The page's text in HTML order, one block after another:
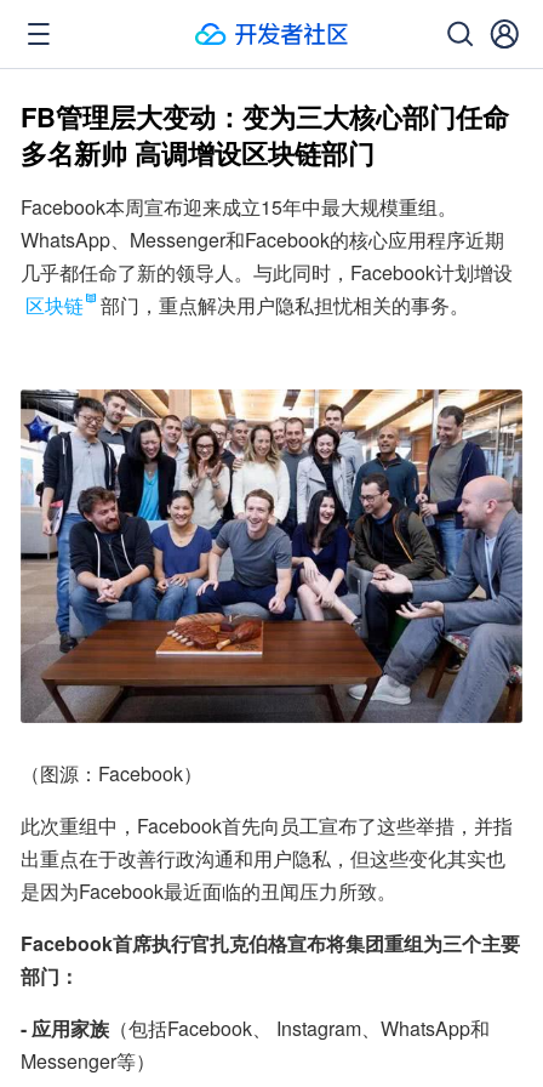
FB管理层大变动：变为三大核心部门任命
多名新帅 高调增设区块链部门
Facebook本周宣布迎来成立15年中最大规模重组。
WhatsApp、Messenger和Facebook的核心应用程序近期
几乎都任命了新的领导人。与此同时，Facebook计划增设
区块链
部门，重点解决用户隐私担忧相关的事务。
（图源：Facebook）
此次重组中，Facebook首先向员工宣布了这些举措，并指
出重点在于改善行政沟通和用户隐私，但这些变化其实也
是因为Facebook最近面临的丑闻压力所致。
Facebook首席执行官扎克伯格宣布将集团重组为三个主要
部门：
- 应用家族 （包括Facebook、 Instagram、WhatsApp和
Messenger等）